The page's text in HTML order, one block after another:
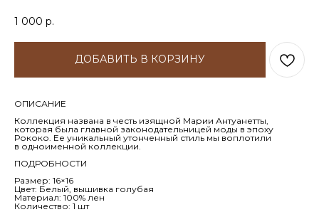
1 000 р.
ДОБАВИТЬ В КОРЗИНУ
ОПИСАНИЕ
Коллекция названа в честь изящной Марии Антуанетты,
которая была главной законодательницей моды в эпоху
Рококо. Ее уникальный утонченный стиль мы воплотили
в одноименной коллекции.
ПОДРОБНОСТИ
Размер: 16×16
Цвет: Белый, вышивка голубая
Материал: 100% лен
Количество: 1 шт